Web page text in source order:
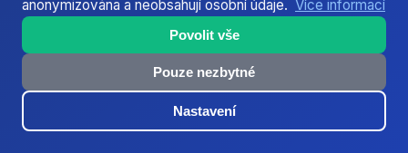
10 km od Tvrdonice
Lanžhot
anonymizována a neobsahují osobní údaje. Více informací
Povolit vše
Pouze nezbytné
Nastavení